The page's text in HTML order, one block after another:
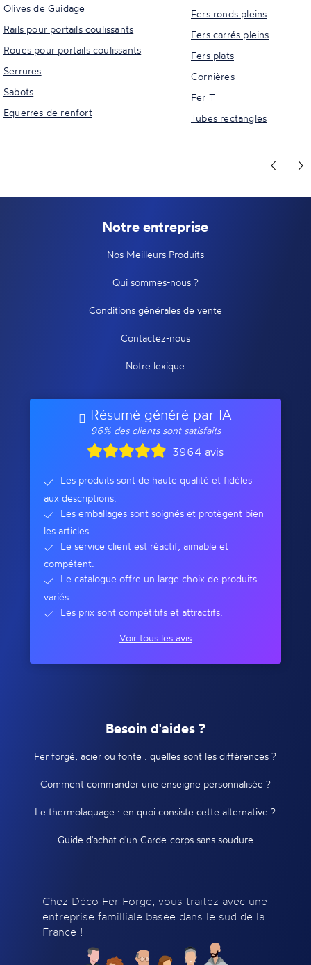
Olives de Guidage
Rails pour portails coulissants
Roues pour portails coulissants
Serrures
Sabots
Equerres de renfort
Fers ronds pleins
Fers carrés pleins
Fers plats
Cornières
Fer T
Tubes rectangles
Notre entreprise
Nos Meilleurs Produits
Qui sommes-nous ?
Conditions générales de vente
Contactez-nous
Notre lexique
Résumé généré par IA
96% des clients sont satisfaits
3964 avis
Les produits sont de haute qualité et fidèles
aux descriptions.
Les emballages sont soignés et protègent bien
les articles.
Le service client est réactif, aimable et
compétent.
Le catalogue offre un large choix de produits
variés.
Les prix sont compétitifs et attractifs.
Voir tous les avis
Besoin d'aides ?
Fer forgé, acier ou fonte : quelles sont les différences ?
Comment commander une enseigne personnalisée ?
Le thermolaquage : en quoi consiste cette alternative ?
Guide d'achat d'un Garde-corps sans soudure
Chez Déco Fer Forge, vous traitez avec une
entreprise familliale basée dans le sud de la
France !